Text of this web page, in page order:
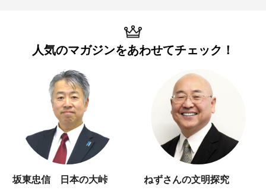
人気のマガジンをあわせてチェック！
坂東忠信 日本の大峠 ねずさんの文明探究